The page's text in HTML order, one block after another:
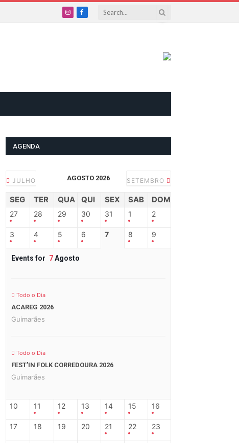
InstagramFacebook
AGENDA
JULHO AGOSTO 2026 SETEMBRO
SEG TER QUA QUI SEX SAB DOM
27 28 29 30 31 1 2
3 4 5 6 7 8 9
Events for 7Agosto
Todo o Dia
ACAREG 2026
Guimarães
Todo o Dia
FEST’IN FOLK CORREDOURA 2026
Guimarães
10 11 12 13 14 15 16
17 18 19 20 21 22 23